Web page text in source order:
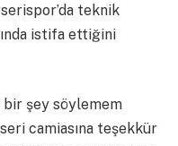
teknik
istifa ettiğini
bir şey söylemem
camiasına teşekkür